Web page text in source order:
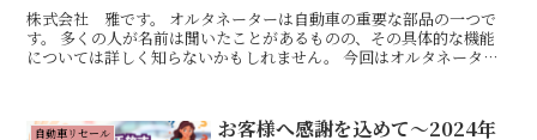
株式会社 雅です。 オルタネーターは自動車の重要な部品の一つで
す。 多くの人が名前は聞いたことがあるものの、その具体的な機能
については詳しく知らないかもしれません。 今回はオルタネーター
自動車リセール
お客様へ感謝を込めて～2024年